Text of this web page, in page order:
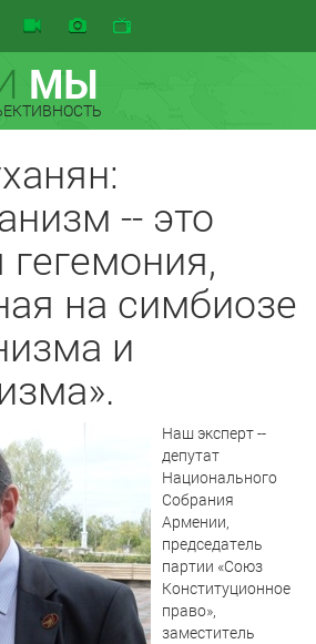
МЫ
-- это
гегемония,
на симбиозе
и
Наш эксперт --
депутат
Национального
Собрания
Армении,
председатель
партии «Союз
Конституционное
право»,
заместитель